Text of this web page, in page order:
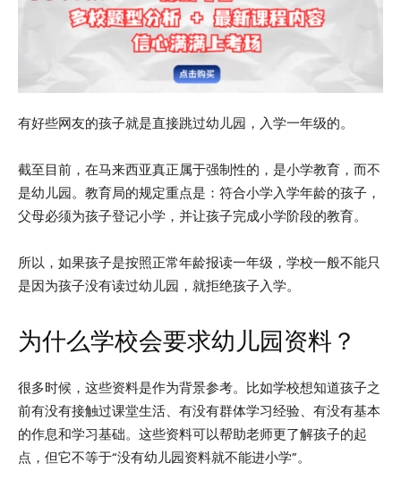
有好些网友的孩子就是直接跳过幼儿园，入学一年级的。
截至目前，在马来西亚真正属于强制性的，是小学教育，而不
是幼儿园。教育局的规定重点是：符合小学入学年龄的孩子，
父母必须为孩子登记小学，并让孩子完成小学阶段的教育。
所以，如果孩子是按照正常年龄报读一年级，学校一般不能只
是因为孩子没有读过幼儿园，就拒绝孩子入学。
为什么学校会要求幼儿园资料？
很多时候，这些资料是作为背景参考。比如学校想知道孩子之
前有没有接触过课堂生活、有没有群体学习经验、有没有基本
的作息和学习基础。这些资料可以帮助老师更了解孩子的起
点，但它不等于“没有幼儿园资料就不能进小学”。